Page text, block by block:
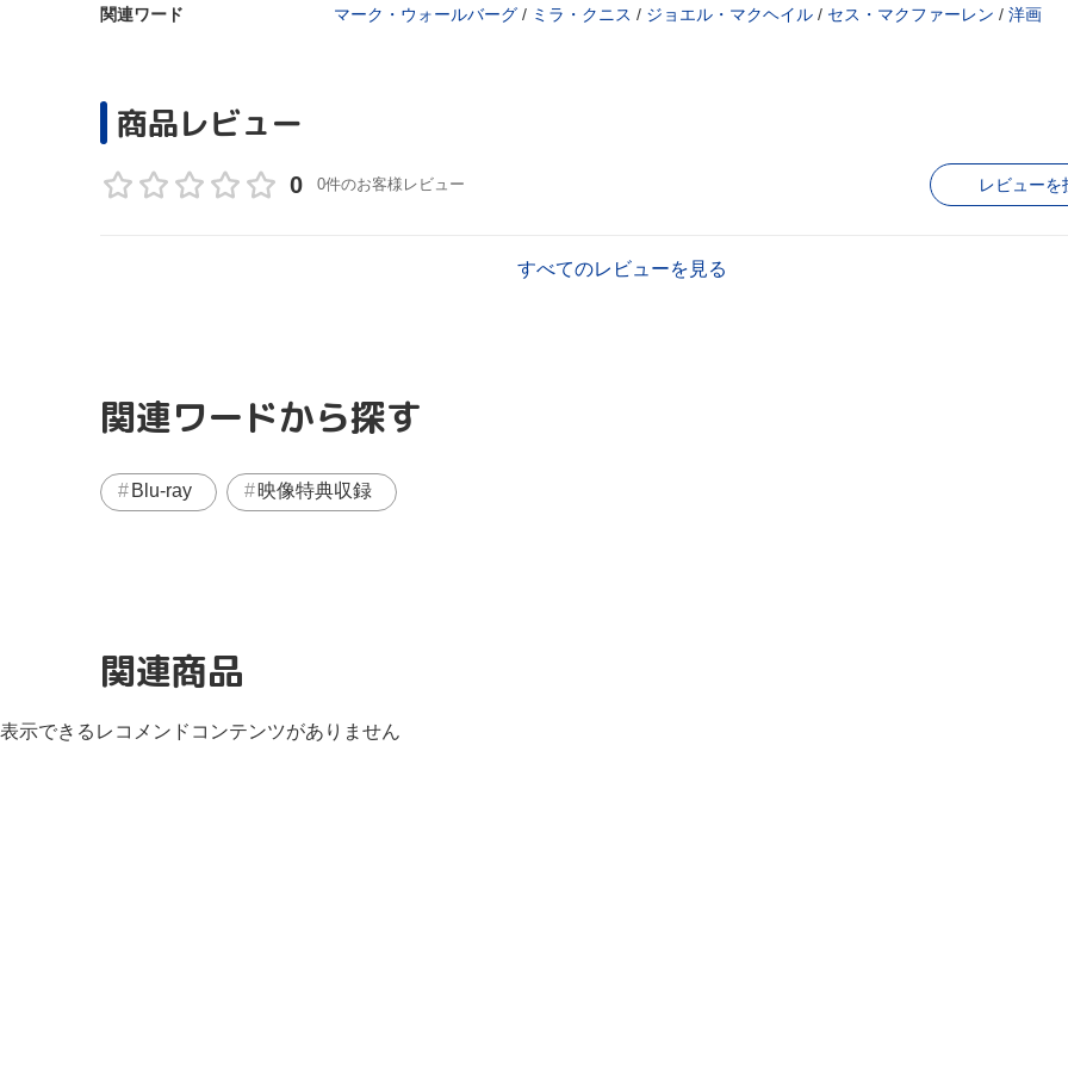
関連ワード マーク・ウォールバーグ / ミラ・クニス / ジョエル・マクヘイル / セス・マクファーレン / 洋画
商品レビュー
0 0件のお客様レビュー レビューを
すべてのレビューを見る
関連ワードから探す
Blu-ray 映像特典収録
関連商品
表示できるレコメンドコンテンツがありません